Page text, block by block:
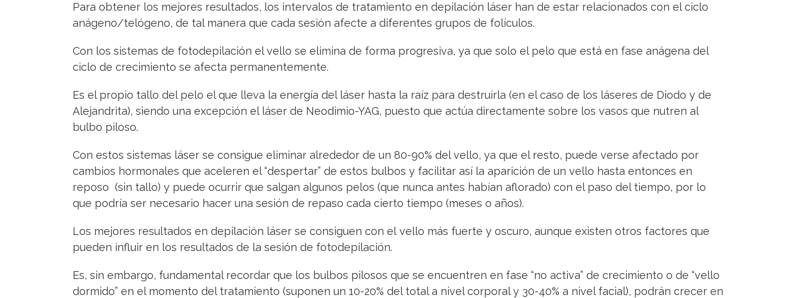
Para obtener los mejores resultados, los intervalos de tratamiento en depilación láser han de estar relacionados con el ciclo
anágeno/telógeno, de tal manera que cada sesión afecte a diferentes grupos de folículos.
Con los sistemas de fotodepilación el vello se elimina de forma progresiva, ya que solo el pelo que está en fase anágena del
ciclo de crecimiento se afecta permanentemente.
Es el propio tallo del pelo el que lleva la energía del láser hasta la raíz para destruirla (en el caso de los láseres de Diodo y de
Alejandrita), siendo una excepción el láser de Neodimio-YAG, puesto que actúa directamente sobre los vasos que nutren al
bulbo piloso.
Con estos sistemas láser se consigue eliminar alrededor de un 80-90% del vello, ya que el resto, puede verse afectado por
cambios hormonales que aceleren el “despertar” de estos bulbos y facilitar así la aparición de un vello hasta entonces en
reposo (sin tallo) y puede ocurrir que salgan algunos pelos (que nunca antes habían aflorado) con el paso del tiempo, por lo
que podría ser necesario hacer una sesión de repaso cada cierto tiempo (meses o años).
Los mejores resultados en depilación láser se consiguen con el vello más fuerte y oscuro, aunque existen otros factores que
pueden influir en los resultados de la sesión de fotodepilación.
Es, sin embargo, fundamental recordar que los bulbos pilosos que se encuentren en fase “no activa” de crecimiento o de “vello
dormido” en el momento del tratamiento (suponen un 10-20% del total a nivel corporal y 30-40% a nivel facial), podrán crecer en